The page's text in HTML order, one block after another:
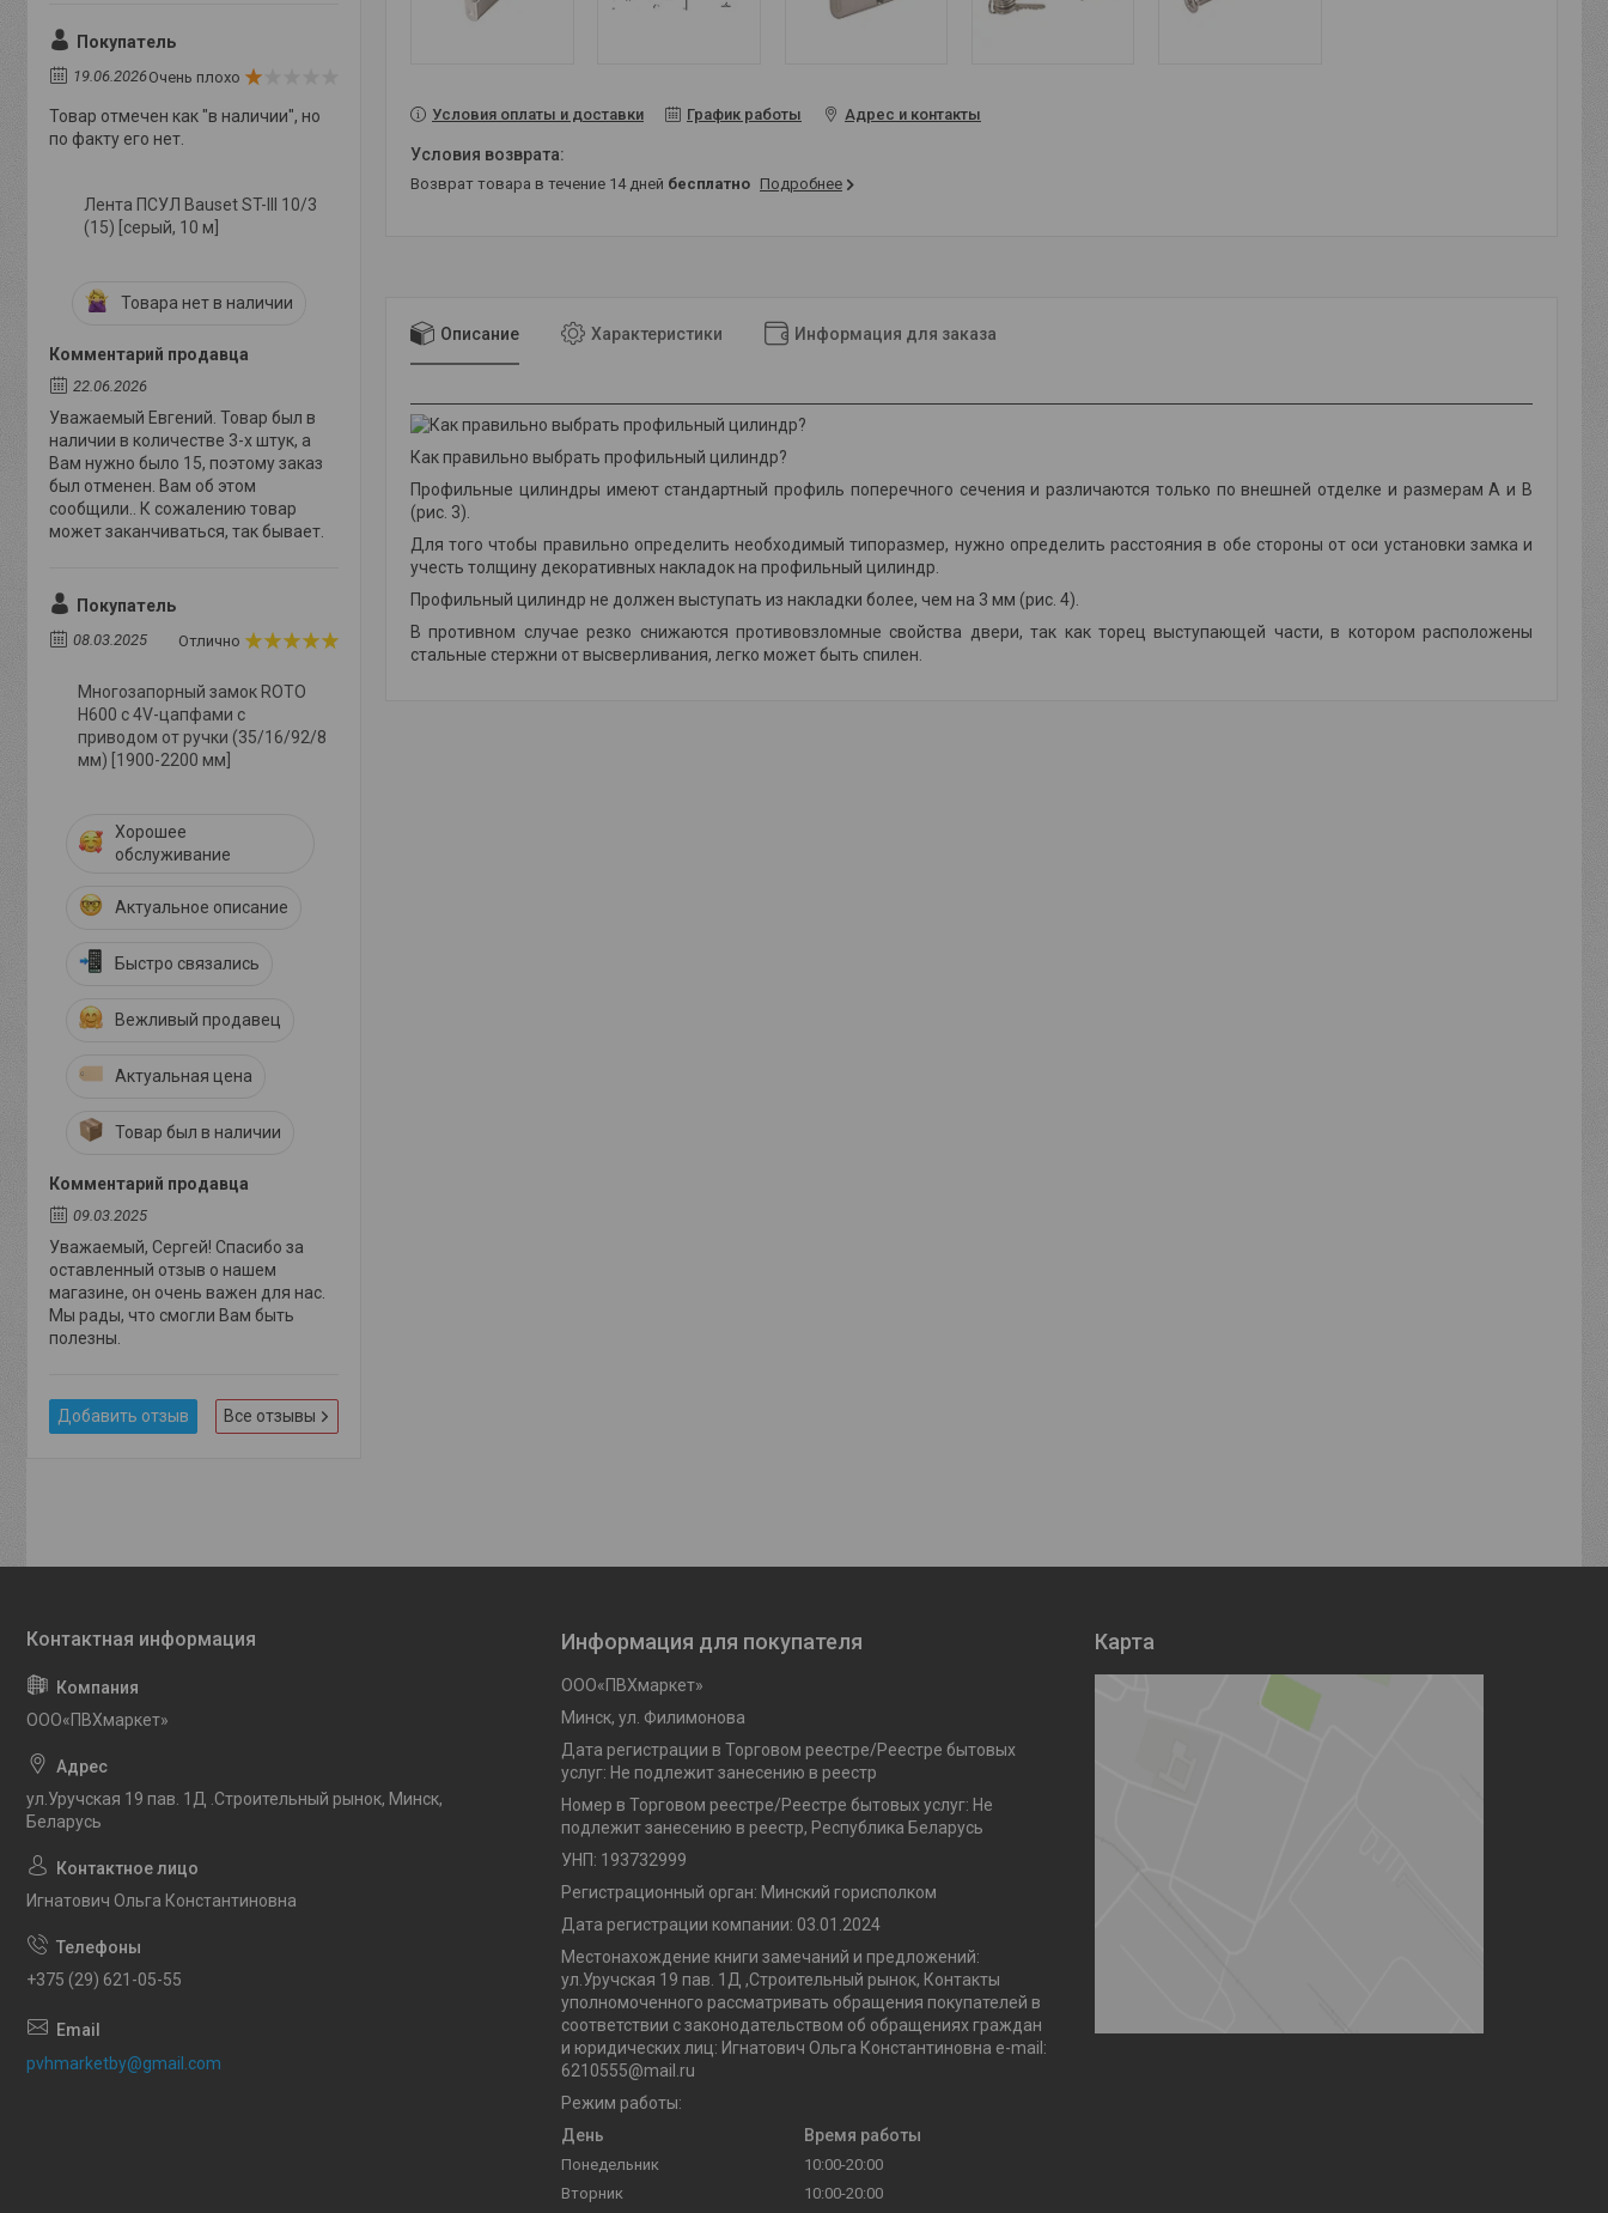
Условия оплаты и доставки График работы Адрес и контакты
возврат товара в течение 14 дней бесплатно Подробнее
Описание Характеристики Информация для заказа
Как правильно выбрать профильный цилиндр?
Профильные цилиндры имеют стандартный профиль поперечного сечения и различаются только по внешней отделке и размерам А и В
(рис. 3)
Для того чтобы правильно определить необходимый типоразмер, нужно определить расстояния в обе стороны от оси установки замка и
учесть толщину декоративных накладок на профильный цилиндр.
Профильный цилиндр не должен выступать из накладки более, чем на 3 мм (рис. 4)
В противном случае резко снижаются противовзломные свойства двери, так как торец выступающей части, в котором расположены
стальные стержни от высверливания, легко может быть спилен.
Покупатель
19.06.2026Очень плохо
Товар отмечен как "в наличии", но
по факту его нет.
Лента ПСУЛ Bauset ST-III 10/3
(15) [серый, 10 м]
Товара нет в наличии
Комментарий продавца
22.06.2026
Уважаемый Евгений. Товар был в
наличии в количестве 3-х штук, а
Вам нужно было 15, поэтому заказ
был отменен. Вам об этом
сообщили.. К сожалению товар
может заканчиваться, так бывает.
Покупатель
08.03.2025 Отлично
Многозапорный замок ROTO
Н600 с 4V-цапфами с
приводом от ручки (35/16/92/8
мм) [1900-2200 мм]
Хорошее
обслуживание
Актуальное описание
Быстро связались
Вежливый продавец
Актуальная цена
Товар был в наличии
Комментарий продавца
09.03.2025
Уважаемый, Сергей! Спасибо за
оставленный отзыв о нашем
магазине, он очень важен для нас.
Мы рады, что смогли Вам быть
полезны.
Добавить отзыв Все отзывы
OOO«ПВХмаркет»
ул.Уручская 19 пав. 1Д .Строительный рынок, Минск,
Беларусь
Игнатович Ольга Константиновна
+375 (29) 621-05-55
pvhmarketby@gmail.com
Информация для покупателя
OOO«ПВХмаркет»
Минск, ул. Филимонова
Дата регистрации в Торговом реестре/Реестре бытовых
услуг: Не подлежит занесению в реестр
Номер в Торговом реестре/Реестре бытовых услуг: Не
подлежит занесению в реестр, Республика Беларусь
УНП: 193732999
Регистрационный орган: Минский горисполком
Дата регистрации компании: 03.01.2024
Местонахождение книги замечаний и предложений:
ул.Уручская 19 пав. 1Д ,Строительный рынок, Контакты
уполномоченного рассматривать обращения покупателей в
соответствии с законодательством об обращениях граждан
и юридических лиц: Игнатович Ольга Константиновна e-mail:
6210555@mail.ru
Режим работы:
День
Время работы
Понедельник
10:00-20:00
Вторник
10:00-20:00
Карта